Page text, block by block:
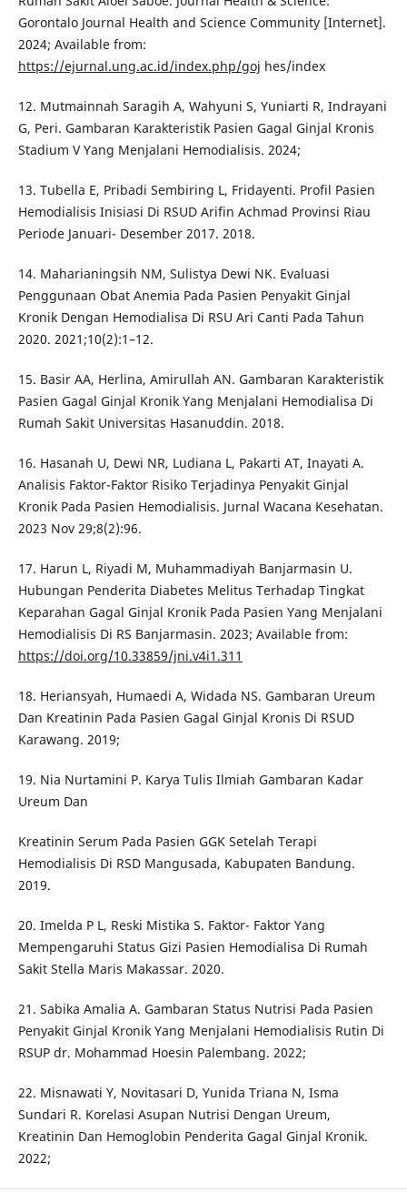
Gorontalo Journal Health and Science Community [Internet].
2024; Available from:
https://ejurnal.ung.ac.id/index.php/goj hes/index
12. Mutmainnah Saragih A, Wahyuni S, Yuniarti R, Indrayani
G, Peri. Gambaran Karakteristik Pasien Gagal Ginjal Kronis
Stadium V Yang Menjalani Hemodialisis. 2024;
13. Tubella E, Pribadi Sembiring L, Fridayenti. Profil Pasien
Hemodialisis Inisiasi Di RSUD Arifin Achmad Provinsi Riau
Periode Januari- Desember 2017. 2018.
14. Maharianingsih NM, Sulistya Dewi NK. Evaluasi
Penggunaan Obat Anemia Pada Pasien Penyakit Ginjal
Kronik Dengan Hemodialisa Di RSU Ari Canti Pada Tahun
2020. 2021;10(2):1–12.
15. Basir AA, Herlina, Amirullah AN. Gambaran Karakteristik
Pasien Gagal Ginjal Kronik Yang Menjalani Hemodialisa Di
Rumah Sakit Universitas Hasanuddin. 2018.
16. Hasanah U, Dewi NR, Ludiana L, Pakarti AT, Inayati A.
Analisis Faktor-Faktor Risiko Terjadinya Penyakit Ginjal
Kronik Pada Pasien Hemodialisis. Jurnal Wacana Kesehatan.
2023 Nov 29;8(2):96.
17. Harun L, Riyadi M, Muhammadiyah Banjarmasin U.
Hubungan Penderita Diabetes Melitus Terhadap Tingkat
Keparahan Gagal Ginjal Kronik Pada Pasien Yang Menjalani
Hemodialisis Di RS Banjarmasin. 2023; Available from:
https://doi.org/10.33859/jni.v4i1.311
18. Heriansyah, Humaedi A, Widada NS. Gambaran Ureum
Dan Kreatinin Pada Pasien Gagal Ginjal Kronis Di RSUD
Karawang. 2019;
19. Nia Nurtamini P. Karya Tulis Ilmiah Gambaran Kadar
Ureum Dan
Kreatinin Serum Pada Pasien GGK Setelah Terapi
Hemodialisis Di RSD Mangusada, Kabupaten Bandung.
2019.
20. Imelda P L, Reski Mistika S. Faktor- Faktor Yang
Mempengaruhi Status Gizi Pasien Hemodialisa Di Rumah
Sakit Stella Maris Makassar. 2020.
21. Sabika Amalia A. Gambaran Status Nutrisi Pada Pasien
Penyakit Ginjal Kronik Yang Menjalani Hemodialisis Rutin Di
RSUP dr. Mohammad Hoesin Palembang. 2022;
22. Misnawati Y, Novitasari D, Yunida Triana N, Isma
Sundari R. Korelasi Asupan Nutrisi Dengan Ureum,
Kreatinin Dan Hemoglobin Penderita Gagal Ginjal Kronik.
2022;